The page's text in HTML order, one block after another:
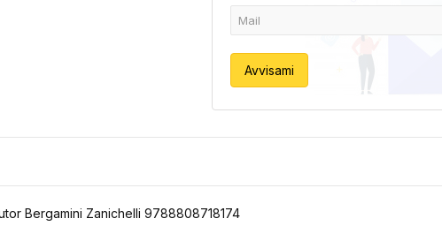
Avvisami
Bergamini Zanichelli 9788808718174